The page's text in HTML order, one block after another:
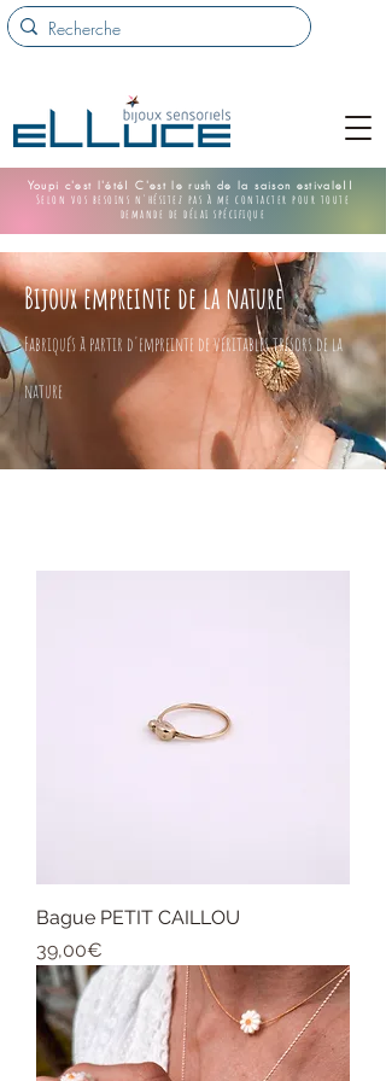
Youpi c'est l'été! C'est le rush de la saison estivale!!
Selon vos besoins n'hésitez pas à me contacter pour toute
demande de délai spécifique
Bijoux empreinte de la nature
Fabriqués à partir d'empreinte de véritables trésors de la
nature
Bague PETIT CAILLOU
Price
39,00€